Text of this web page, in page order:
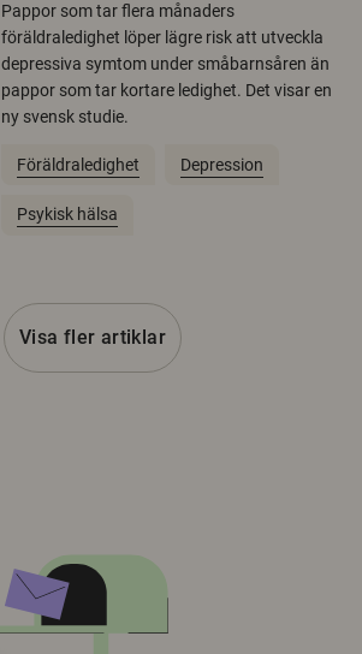
Pappor som tar flera månaders
föräldraledighet löper lägre risk att utveckla
depressiva symtom under småbarnsåren än
pappor som tar kortare ledighet. Det visar en
ny svensk studie.
Föräldraledighet Depression
Psykisk hälsa
Visa fler artiklar